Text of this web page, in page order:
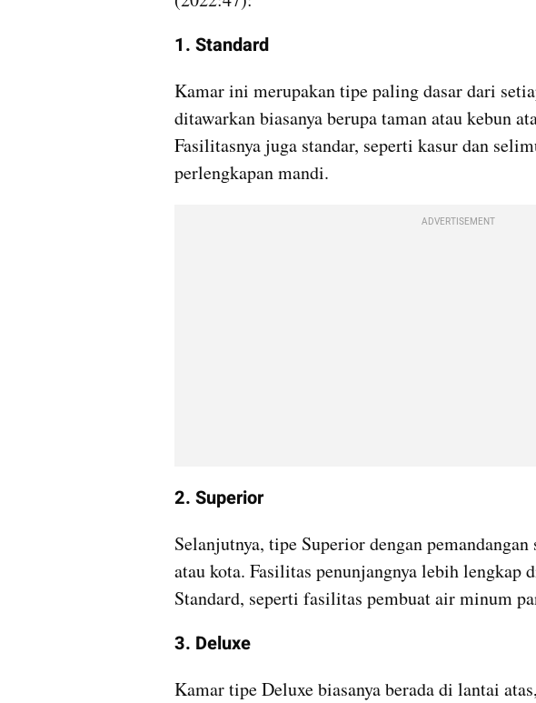
1. Standard
Kamar ini merupakan tipe paling dasar dari
ditawarkan biasanya berupa taman atau kebun
Fasilitasnya juga standar, seperti kasur dan
perlengkapan mandi.
ADVERTISEMENT
2. Superior
Selanjutnya, tipe Superior dengan
atau kota. Fasilitas penunjangnya lebih lengkap
Standard, seperti fasilitas pembuat air minum
3. Deluxe
Kamar tipe Deluxe biasanya berada di lantai